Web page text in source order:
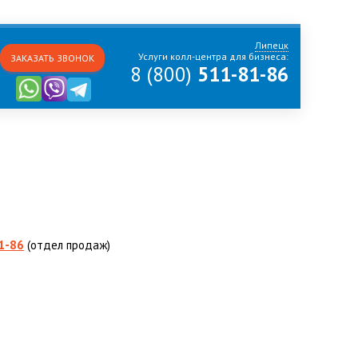
ЗАКАЗАТЬ ЗВОНОК
Липецк
Услуги колл-центра для бизнеса:
8 (800) 511-81-86
86 (отдел продаж)